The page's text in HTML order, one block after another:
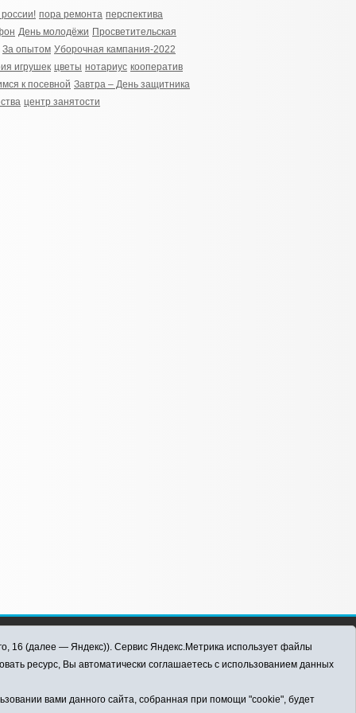
пора ремонта перспектива
День молодёжи Просветительская
За опытом Уборочная кампания-2022
игрушек цветы нотариус кооператив
к посевной Завтра – День защитника
центр занятости
16 (далее — Яндекс)). Сервис Яндекс.Метрика использует файлы
ресурс, Вы автоматически соглашаетесь с использованием данных
вами данного сайта, собранная при помощи "cookie", будет